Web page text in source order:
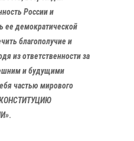
России и
ее демократической
благополучие и
из ответственности за
и будущими
частью мирового
КОНСТИТУЦИЮ
.